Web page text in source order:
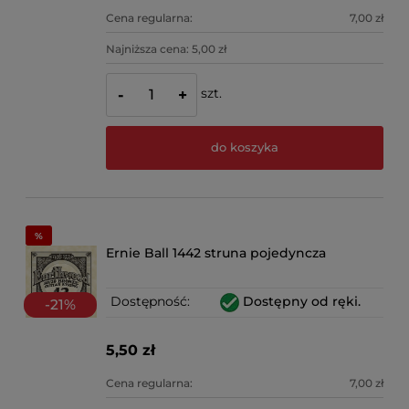
Cena regularna: 7,00 zł
Najniższa cena:5,00 zł
- + szt.
do koszyka
-21%
Ernie Ball 1442 struna pojedyncza
Dostępność: Dostępny od ręki.
5,50 zł
Cena regularna: 7,00 zł